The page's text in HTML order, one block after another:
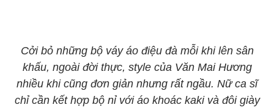
Cởi bỏ những bộ váy áo điệu đà mỗi khi lên sân
khấu, ngoài đời thực, style của Văn Mai Hương
nhiều khi cũng đơn giản nhưng rất ngầu. Nữ ca sĩ
chỉ cần kết hợp bộ nỉ với áo khoác kaki và đôi giày